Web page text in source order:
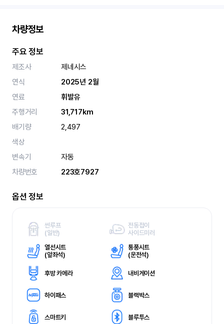
차량정보
주요 정보
제조사
제네시스
연식
2025년 2월
연료
휘발유
주행거리
31,717km
배기량
2,497
색상
변속기
자동
차량번호
223호7927
옵션 정보
썬루프
(일반)
전동접이
사이드미러
열선시트
(앞좌석)
통풍시트
(운전석)
후방 카메라 내비게이션
하이패스 블랙박스
스마트키 블루투스